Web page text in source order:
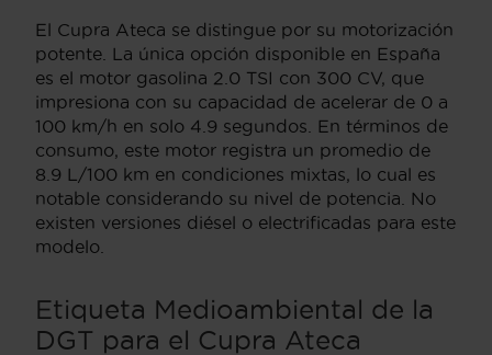
El Cupra Ateca se distingue por su motorización
potente. La única opción disponible en España
es el motor gasolina 2.0 TSI con 300 CV, que
impresiona con su capacidad de acelerar de 0 a
100 km/h en solo 4.9 segundos. En términos de
consumo, este motor registra un promedio de
8.9 L/100 km en condiciones mixtas, lo cual es
notable considerando su nivel de potencia. No
existen versiones diésel o electrificadas para este
modelo.
Etiqueta Medioambiental de la
DGT para el Cupra Ateca